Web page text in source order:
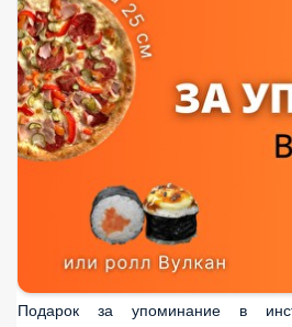
Подарок за упоминание в инстаграме